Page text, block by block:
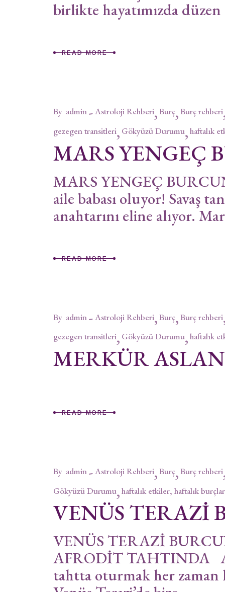
birlikte hayatımızda
READ MORE
By admin Astroloji Rehberi Burç Burç rehberi
gezegen transitleri Gökyüzü Durumu haftalık
MARS YENGEÇ
MARS YENGEÇ
aile babası oluyor! Savaş
anahtarını eline alıyor.
READ MORE
By admin Astroloji Rehberi Burç Burç rehberi
gezegen transitleri Gökyüzü Durumu haftalık
MERKÜR
READ MORE
By admin Astroloji Rehberi Burç Burç rehberi
Gökyüzü Durumu haftalık etkiler, haftalık burçlar
VENÜS TERAZİ
VENÜS TERAZİ
AFRODİT TAHTINDA
tahtta oturmak her